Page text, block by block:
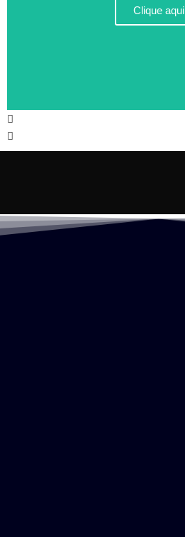
Clique aqui